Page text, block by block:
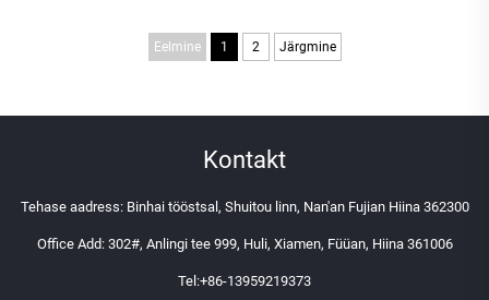
Eelmine 1 2 Järgmine
Kontakt
Tehase aadress: Binhai tööstsal, Shuitou linn, Nan'an Fujian Hiina 362300
Office Add: 302#, Anlingi tee 999, Huli, Xiamen, Füüan, Hiina 361006
Tel:+86-13959219373